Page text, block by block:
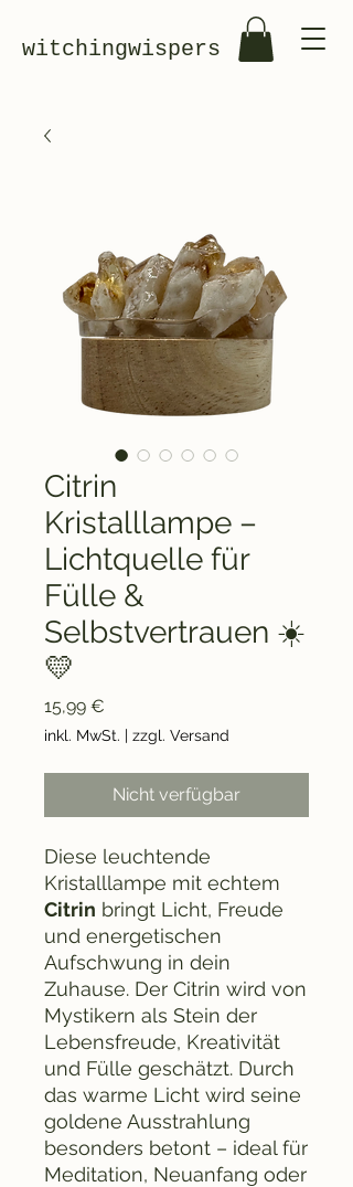
witchingwispers
Citrin
Kristalllampe –
Lichtquelle für
Fülle &
Selbstvertrauen ☀️
💛
15,99 €
inkl. MwSt. | zzgl. Versand
Nicht verfügbar
Diese leuchtende
Kristalllampe mit echtem
Citrin bringt Licht, Freude
und energetischen
Aufschwung in dein
Zuhause. Der Citrin wird von
Mystikern als Stein der
Lebensfreude, Kreativität
und Fülle geschätzt. Durch
das warme Licht wird seine
goldene Ausstrahlung
besonders betont – ideal für
Meditation, Neuanfang oder